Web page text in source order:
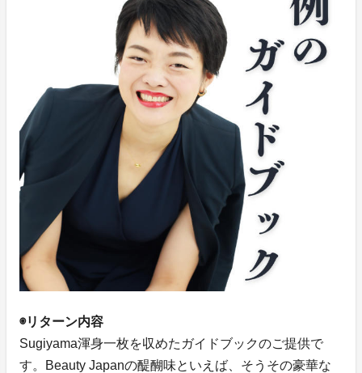
◉リターン内容
Sugiyama渾身一枚を収めたガイドブックのご提供で
す。Beauty Japanの醍醐味といえば、そうその豪華な